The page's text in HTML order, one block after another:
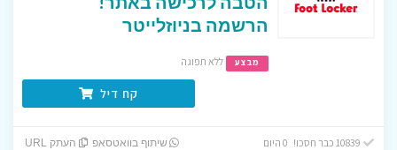
הרשמה בניוזלייטר
מבצע ללא תפוגה
קח דיל
שיתוף בוואטסאפ העתק URL